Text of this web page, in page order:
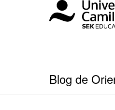
Blog de